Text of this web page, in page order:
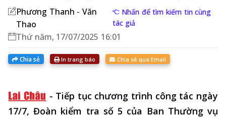
Phương Thanh - Văn
Thao
Nhấn để tìm kiếm tin cùng
tác giả
Thứ năm, 17/07/2025 16:01
Chia sẻ In trang báo Chia sẻ qua Email
- Tiếp tục chương trình công tác ngày
17/7, Đoàn kiểm tra số 5 của Ban Thường vụ